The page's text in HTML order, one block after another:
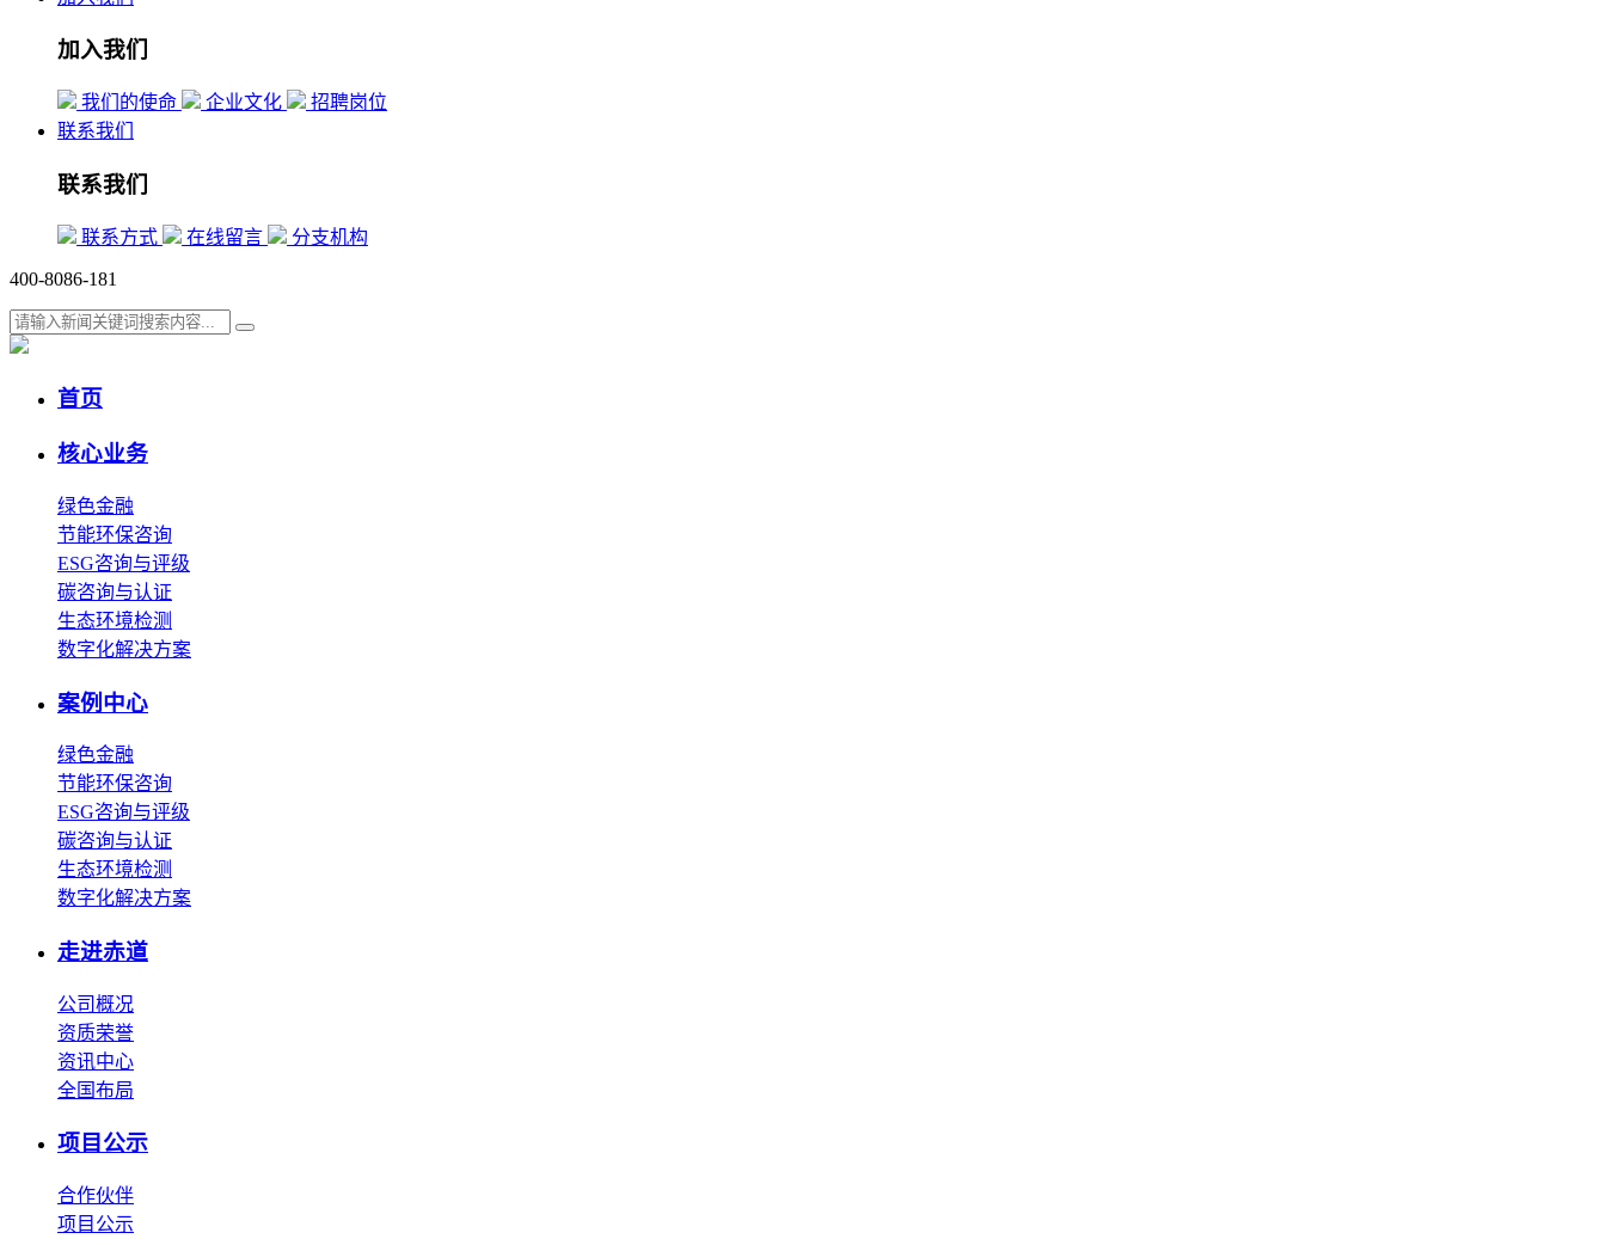
加入我们
我们的使命 企业文化
招聘岗位
联系我们
联系我们
联系方式 在线留言 分支机构
400-8086-181
首页
核心业务
绿色金融
节能环保咨询
ESG咨询与评级
碳咨询与认证
生态环境检测
数字化解决方案
案例中心
绿色金融
节能环保咨询
ESG咨询与评级
碳咨询与认证
生态环境检测
数字化解决方案
走进赤道
公司概况
资质荣誉
资讯中心
全国布局
项目公示
合作伙伴
项目公示